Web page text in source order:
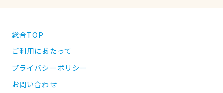
総合TOP
ご利用にあたって
プライバシーポリシー
お問い合わせ